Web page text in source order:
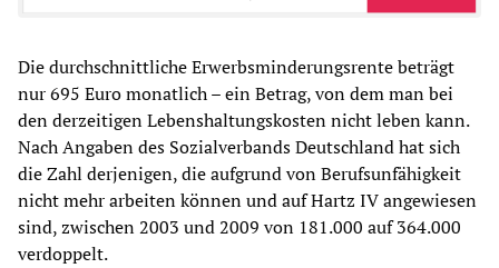
Die durchschnittliche Erwerbsminderungsrente beträgt
nur 695 Euro monatlich – ein Betrag, von dem man bei
den derzeitigen Lebenshaltungskosten nicht leben kann.
Nach Angaben des Sozialverbands Deutschland hat sich
die Zahl derjenigen, die aufgrund von Berufsunfähigkeit
nicht mehr arbeiten können und auf Hartz IV angewiesen
sind, zwischen 2003 und 2009 von 181.000 auf 364.000
verdoppelt.